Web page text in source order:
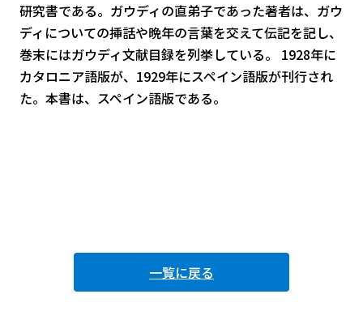
研究書である。ガウディの直弟子であった著者は、ガウ
ディについての挿話や晩年の言葉を交えて伝記を記し、
巻末にはガウディ文献目録を列挙している。 1928年に
カタロニア語版が、1929年にスペイン語版が刊行され
た。本書は、スペイン語版である。
一覧に戻る